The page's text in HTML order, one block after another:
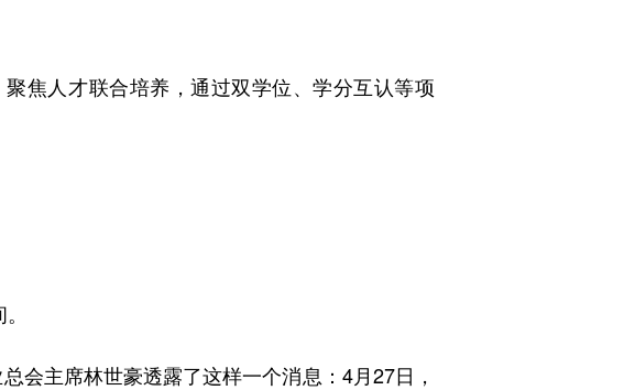
焦人才联合培养，通过双学位、学分互认等项
主席林世豪透露了这样一个消息：4月27日，